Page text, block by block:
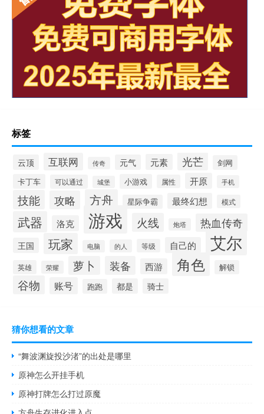
标签
云顶 互联网 传奇 元气 元素 光芒
剑网
卡丁车
可以通过 城堡 小游戏 属性 开原 手机
技能 攻略 方舟 星际争霸 最终幻想 模式
武器 洛克 游戏 火线 炮塔 热血传奇
王国 玩家 电脑 的人 等级 自己的 艾尔
英雄 荣耀 萝卜 装备 西游 角色 解锁
谷物 账号 跑跑 都是 骑士
猜你想看的文章
“舞波渊旋投沙渚”的出处是哪里
原神怎么开挂手机
原神打牌怎么打过原魔